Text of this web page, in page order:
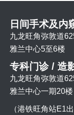
日间手术及内
九龙旺角弥敦道
雅兰中心5至6楼
专科门诊 / 造
九龙旺角弥敦道
雅兰中心一期20楼
（港铁旺角站E1出